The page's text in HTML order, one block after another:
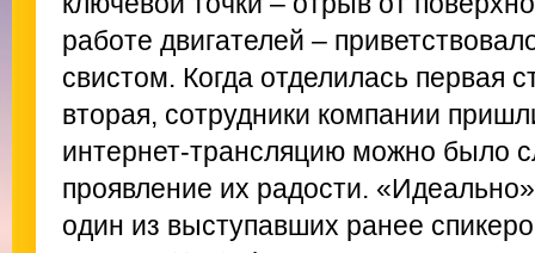
работе двигателей –
свистом. Когда отделилась первая
вторая, сотрудники компании
интернет-трансляцию можно было
проявление их радости.
один из выступавших ранее